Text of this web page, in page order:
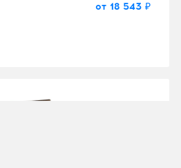
от 18 543 ₽